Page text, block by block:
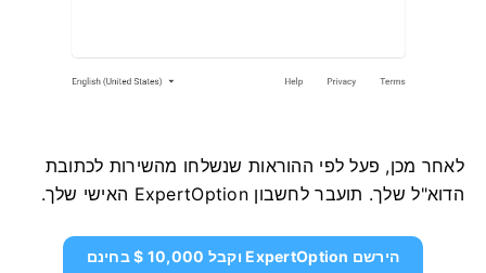
לאחר מכן, פעל לפי ההוראות שנשלחו מהשירות לכתובת
הדוא"ל שלך. תועבר לחשבון ExpertOption האישי שלך.
הירשם ExpertOption וקבל 10,000 $ בחינם